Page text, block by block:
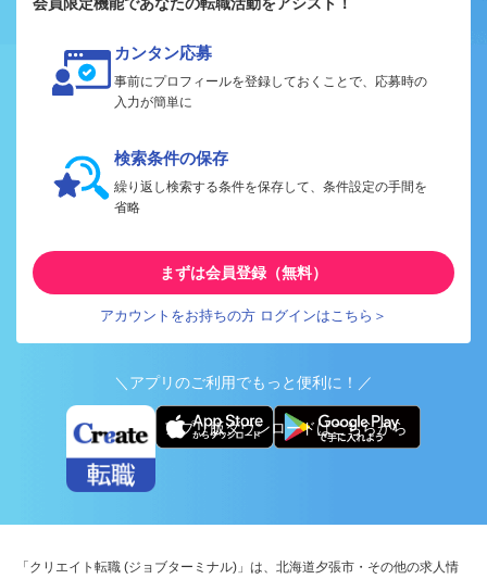
会員限定機能であなたの転職活動をアシスト！
カンタン応募
事前にプロフィールを登録しておくことで、応募時の
入力が簡単に
検索条件の保存
繰り返し検索する条件を保存して、条件設定の手間を
省略
まずは会員登録（無料）
アカウントをお持ちの方 ログインはこちら＞
＼アプリのご利用でもっと便利に！／
アプリ版ダウンロードはこちらから
「クリエイト転職 (ジョブターミナル)」は、北海道夕張市・その他の求人情